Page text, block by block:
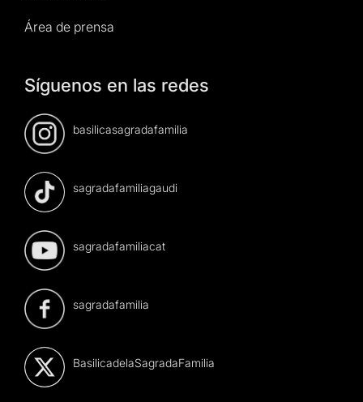
Área de prensa
Síguenos en las redes
basilicasagradafamilia
sagradafamiliagaudi
sagradafamiliacat
sagradafamilia
BasilicadelaSagradaFamilia